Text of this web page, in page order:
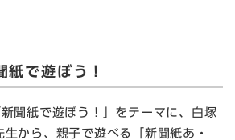
で遊ぼう！
紙で遊ぼう！」をテーマに、白塚
から、親子で遊べる「新聞紙あ・